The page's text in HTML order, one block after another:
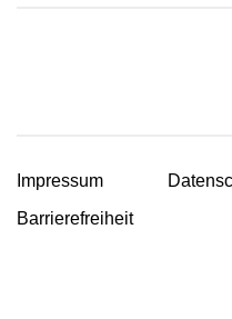
Impressum
Barrierefreiheit